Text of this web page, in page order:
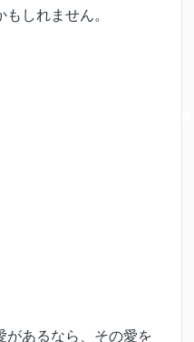
しれません。
があるなら、その愛を